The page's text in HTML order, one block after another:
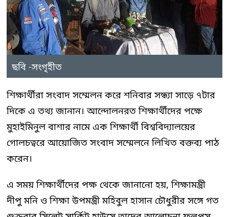
ছবি -সংগৃহীত
শিক্ষার্থীরা সংবাদ সম্মেলন করে শনিবার সন্ধ্যা সাড়ে ৭টার
দিকে এ তথ্য জানান। আন্দোলনরত শিক্ষার্থীদের পক্ষে
মুহাইমিনুল বাশার নামে এক শিক্ষার্থী বিশ্ববিদ্যালয়ের
গোলচত্বরে আয়োজিত সংবাদ সম্মেলনে লিখিত বক্তব্য পাঠ
করেন।
এ সময় শিক্ষার্থীদের পক্ষ থেকে জানানো হয়, শিক্ষামন্ত্রী
দীপু মনি ও শিক্ষা উপমন্ত্রী মহিবুল হাসান চৌধুরীর সঙ্গে গত